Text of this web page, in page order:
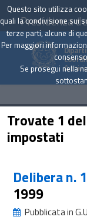
Presidenza
Trovate 1
impostati
Delibera n.
1999
Pubblicata in
Questo sito utilizza
quali la condivisione sui
terze parti, alcune di
Per maggiori
Se prosegui nella